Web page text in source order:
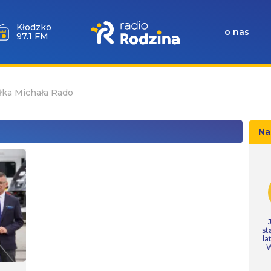
Wołów
99.6 FM
o nas
Michała Rado